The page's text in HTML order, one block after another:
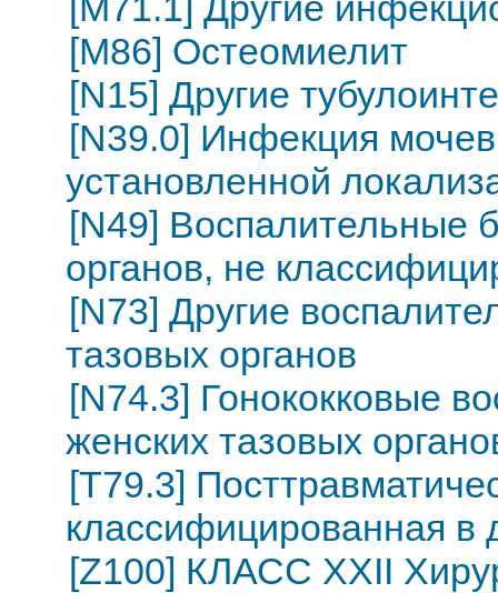
[M86] Остеомиелит
[N15] Другие
[N39.0] Инфекция
установленной
[N49] Воспалительные
органов, не
[N73] Другие
тазовых органов
[N74.3] Гонококковые
женских тазовых
[T79.3]
классифицированная в
[Z100] КЛАСС XXII